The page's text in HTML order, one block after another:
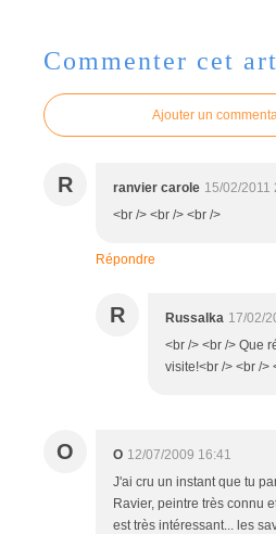
Commenter cet
Ajouter un
R ranvier carole 15/02/2011
<br /> <br /> <br />
Répondre
R Russalka 17/02/
<br /> <br /> Que
visite!<br /> <br />
O O 12/07/2009 16:41
J'ai cru un instant que tu
Ravier, peintre très connu
est très intéressant... les